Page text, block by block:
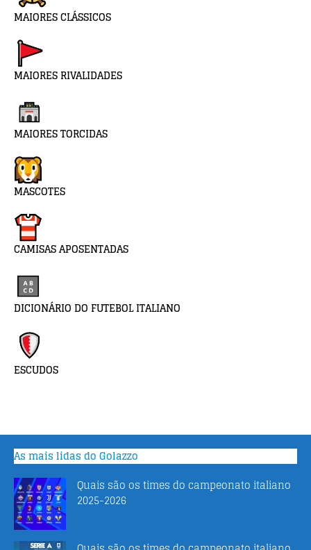
MAIORES CLÁSSICOS
MAIORES RIVALIDADES
MAIORES TORCIDAS
MASCOTES
CAMISAS APOSENTADAS
DICIONÁRIO DO FUTEBOL ITALIANO
ESCUDOS
As mais lidas do Golazzo
Quais são os times do campeonato italiano
2025-2026